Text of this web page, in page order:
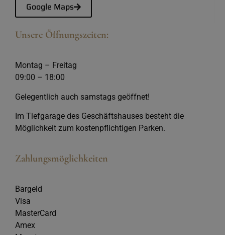
Google Maps
Unsere Öffnungszeiten:
Montag – Freitag
09:00 – 18:00
Gelegentlich auch samstags geöffnet!
Im Tiefgarage des Geschäftshauses besteht die
Möglichkeit zum kostenpflichtigen Parken.
Zahlungsmöglichkeiten
Bargeld
Visa
MasterCard
Amex